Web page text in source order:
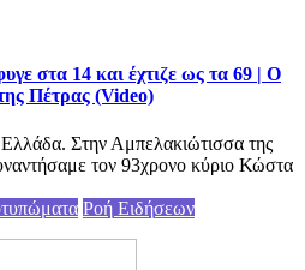
στα 14 και έχτιζε ως τα 69 | Ο
Πέτρας (Video)
Στην Αμπελακιώτισσα της
τον 93χρονο κύριο Κώστα
Ροή Ειδήσεων